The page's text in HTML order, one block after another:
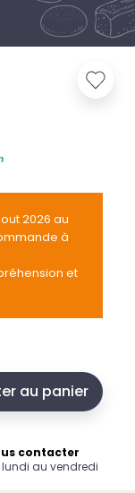
2026 au
à
et
au panier
contacter
au vendredi